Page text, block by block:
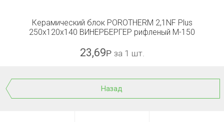
Керамический блок POROTHERM 2,1NF Plus
250x120x140 ВИНЕРБЕРГЕР рифленый М-150
23,69Р за 1 шт.
Назад